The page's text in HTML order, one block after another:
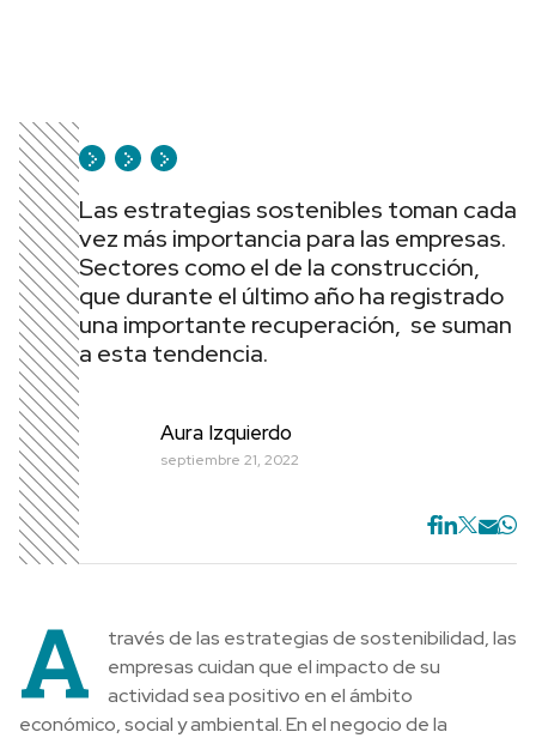
Las estrategias sostenibles toman cada
vez más importancia para las empresas.
Sectores como el de la construcción,
que durante el último año ha registrado
una importante recuperación, se suman
a esta tendencia.
Aura Izquierdo
septiembre 21, 2022
A
través de las estrategias de sostenibilidad, las
empresas cuidan que el impacto de su
actividad sea positivo en el ámbito
económico, social y ambiental. En el negocio de la